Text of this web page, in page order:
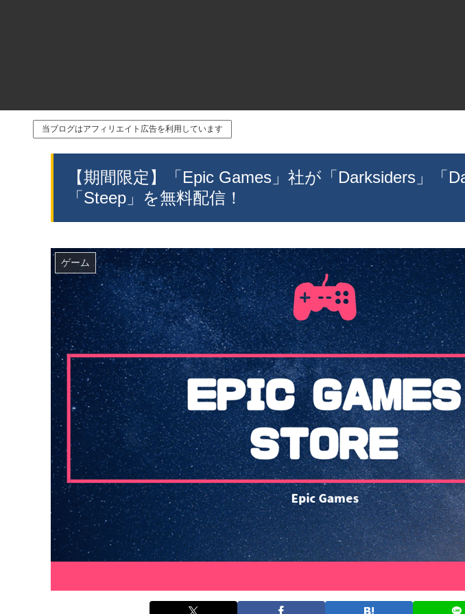
当ブログはアフィリエイト広告を利用しています
【期間限定】「Epic Games」社が「Darksiders」「
「Steep」を無料配信！
ゲーム